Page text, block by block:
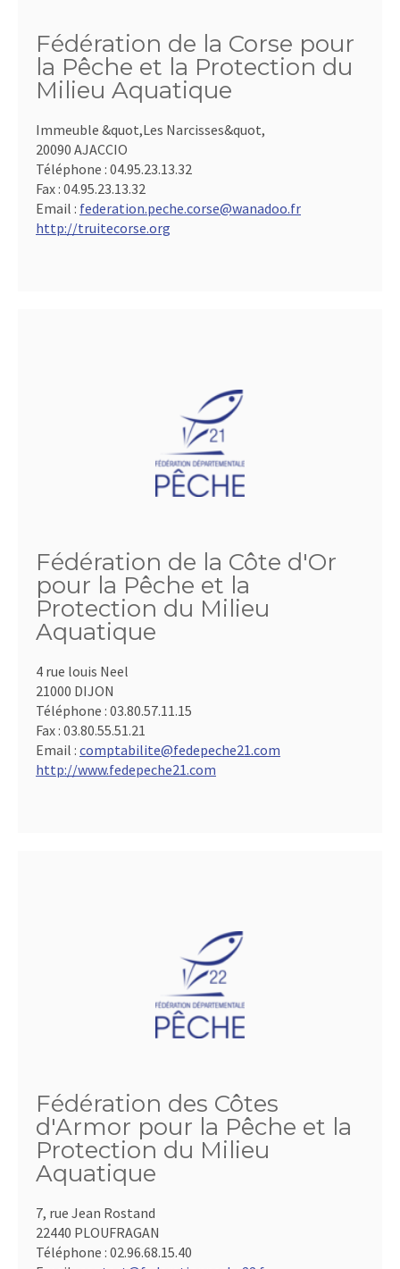
Fédération de la Corse pour
la Pêche et la Protection du
Milieu Aquatique
Immeuble &quot,Les Narcisses&quot,
20090 AJACCIO
Téléphone : 04.95.23.13.32
Fax : 04.95.23.13.32
Email : federation.peche.corse@wanadoo.fr
http://truitecorse.org
Fédération de la Côte d'Or
pour la Pêche et la
Protection du Milieu
Aquatique
4 rue louis Neel
21000 DIJON
Téléphone : 03.80.57.11.15
Fax : 03.80.55.51.21
Email : comptabilite@fedepeche21.com
http://www.fedepeche21.com
Fédération des Côtes
d'Armor pour la Pêche et la
Protection du Milieu
Aquatique
7, rue Jean Rostand
22440 PLOUFRAGAN
Téléphone : 02.96.68.15.40